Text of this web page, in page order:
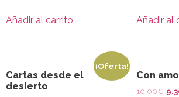
Añadir al carrito Añadir al
¡Oferta!
Cartas desde el
desierto
Con
10.00€